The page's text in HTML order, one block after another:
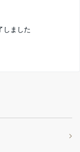
しました